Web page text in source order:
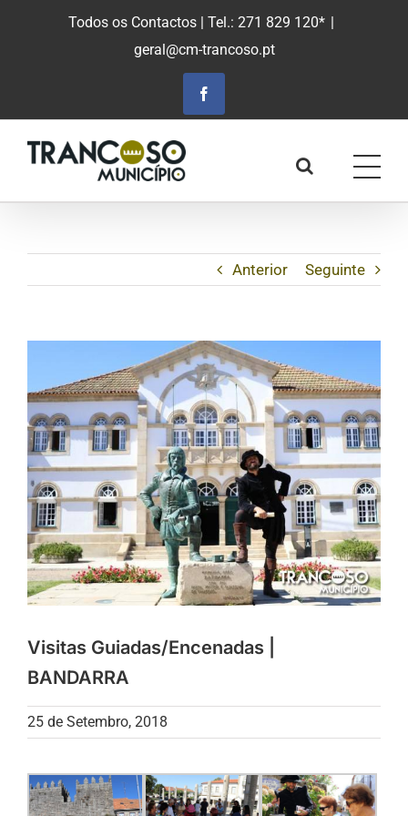
Todos os Contactos | Tel.: 271 829 120* |
geral@cm-trancoso.pt
Facebook
Anterior Seguinte
Visitas Guiadas/Encenadas |
BANDARRA
25 de Setembro, 2018